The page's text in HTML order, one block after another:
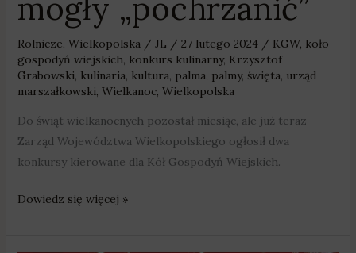
Rolnicze Wielkopolska / JL / 27 lutego 2024 / KGW, koło
gospodyń wiejskich konkurs kulinarny, Krzysztof
Grabowski kulinaria kultura palma palmy, święta urząd
marszałkowski Wielkanoc, Wielkopolska
Do świąt wielkanocnych pozostał miesiąc, ale już teraz
Zarząd Województwa Wielkopolskiego ogłosił dwa
konkursy kierowane dla Kół Gospodyń Wiejskich.
Dowiedz się więcej »